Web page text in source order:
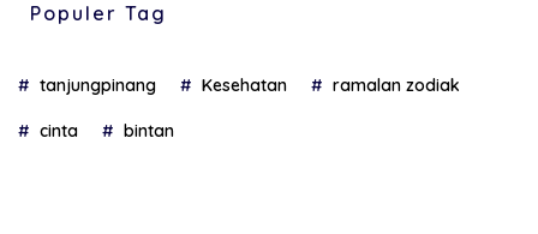
Populer Tag
tanjungpinang Kesehatan ramalan zodiak
cinta bintan